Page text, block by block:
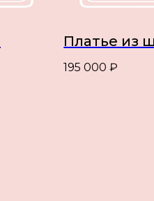
Платье из
195 000 ₽